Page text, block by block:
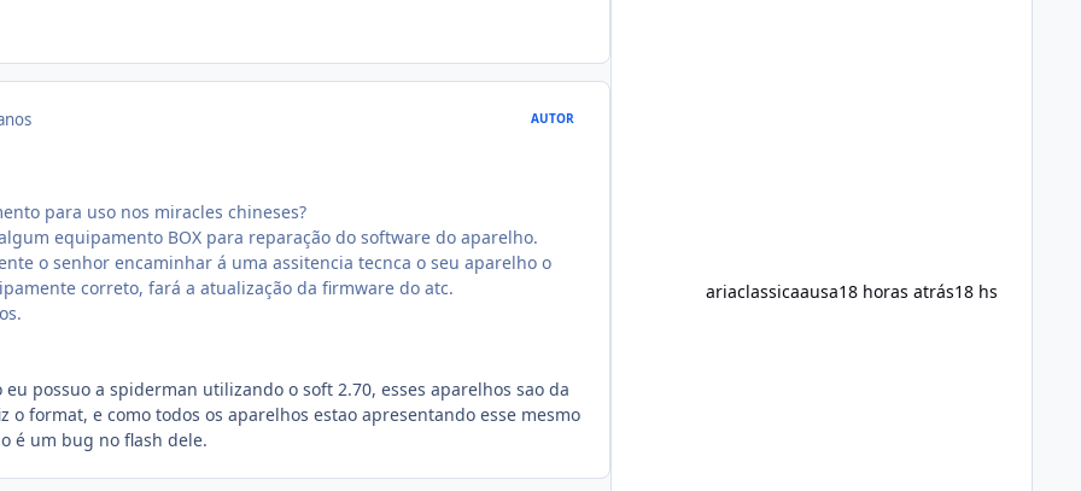
AUTOR
para uso nos miracles chineses?
equipamento BOX para reparação do software do aparelho.
o senhor encaminhar á uma assitencia tecnca o seu aparelho o
correto, fará a atualização da firmware do atc.
possuo a spiderman utilizando o soft 2.70, esses aparelhos sao da
o format, e como todos os aparelhos estao apresentando esse mesmo
é um bug no flash dele.
ariaclassicaausa18 horas atrás18 hs